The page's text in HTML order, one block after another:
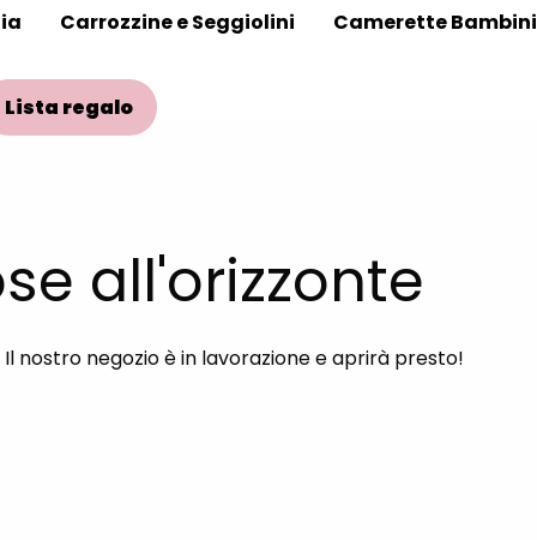
Carrozzine e Seggiolini
Camerette Bambini
Lista regalo
all'orizzonte
nostro negozio è in lavorazione e aprirà presto!